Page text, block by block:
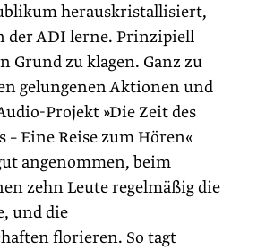
herauskristallisiert,
der ADI lerne. Prinzipiell
Grund zu klagen. Ganz zu
gelungenen Aktionen und
Projekt »Die Zeit des
Eine Reise zum Hören«
angenommen, beim
zehn Leute regelmäßig die
und die
florieren. So tagt